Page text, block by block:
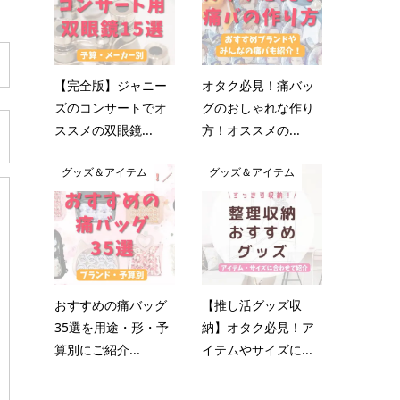
【完全版】ジャニー
ズのコンサートでオ
ススメの双眼鏡...
オタク必見！痛バッ
グのおしゃれな作り
方！オススメの...
グッズ＆アイテム
おすすめの痛バッグ
35選を用途・形・予
算別にご紹介...
グッズ＆アイテム
【推し活グッズ収
納】オタク必見！ア
イテムやサイズに...